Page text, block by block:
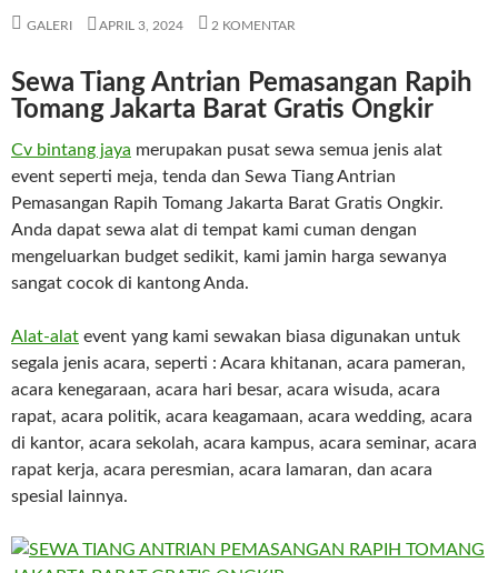
GALERI APRIL 3, 2024 2 KOMENTAR
Sewa Tiang Antrian Pemasangan Rapih
Tomang Jakarta Barat Gratis Ongkir
Cv bintang jaya merupakan pusat sewa semua jenis alat
event seperti meja, tenda dan Sewa Tiang Antrian
Pemasangan Rapih Tomang Jakarta Barat Gratis Ongkir.
Anda dapat sewa alat di tempat kami cuman dengan
mengeluarkan budget sedikit, kami jamin harga sewanya
sangat cocok di kantong Anda.
Al at-alat event yang kami sewakan biasa digunakan untuk
segala jenis acara, seperti : Acara khitanan, acara pameran,
acara kenegaraan, acara hari besar, acara wisuda, acara
rapat, acara politik, acara keagamaan, acara wedding, acara
di kantor, acara sekolah, acara kampus, acara seminar, acara
rapat kerja, acara peresmian, acara lamaran, dan acara
spesial lainnya.